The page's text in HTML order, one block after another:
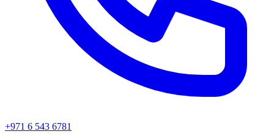
+971 6 543 6781